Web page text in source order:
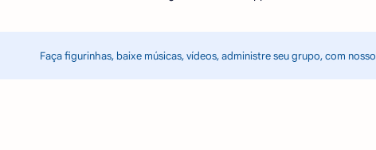
Faça figurinhas, baixe músicas, vídeos, administre seu grupo, com nosso